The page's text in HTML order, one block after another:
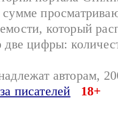
который
две цифры:
авторам,
писателей
18+